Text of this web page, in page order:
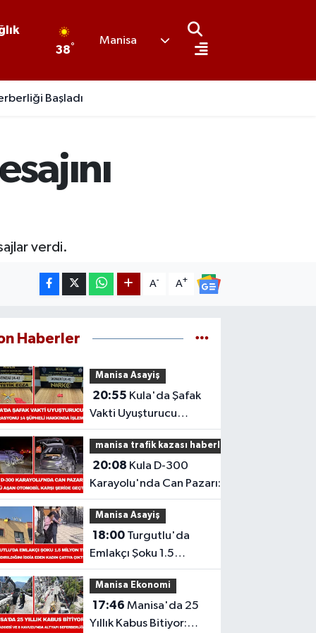
38°
Manisa
Başladı
verdi.
A- A+
Haberler
Manisa Asayiş
20:55
Vakti Uyuşturucu
Operasyonu: 14
Şüpheli Hakkında
İşlem
manisa trafik kazası haberleri
20:08
Karayolu'nda Can Pazarı:
Refüjü Aşan Otomobil Karşı
Şeride Geçti,
Manisa Asayiş
18:00
Emlakçı Şoku 1.5
Milyon TL
Dolandırıldığını İddia
Eden Kadın Çatıya
Çıktı
Manisa Ekonomi
17:46 Manisa'da 25
Yıllık Kabus Bitiyor: